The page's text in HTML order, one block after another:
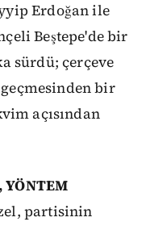
Erdoğan ile
Beştepe'de bir
sürdü; çerçeve
bir
açısından
YÖNTEM
partisinin